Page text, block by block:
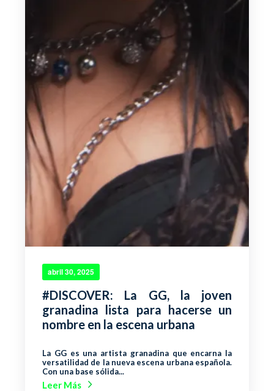
abril 30, 2025
#DISCOVER: La GG, la joven
granadina lista para hacerse un
nombre en la escena urbana
La GG es una artista granadina que encarna la
versatilidad de la nueva escena urbana española.
Con una base sólida...
Leer Más